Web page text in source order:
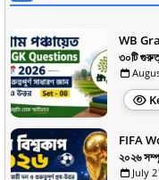
WB
৩০টি
FIFA
২০২৬
July